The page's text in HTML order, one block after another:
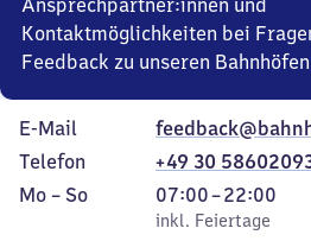
Ansprechpartner:innen und
Kontaktmöglichkeiten bei
Feedback zu unseren Bahnhöfen
E-Mail
Telefon
+49 30
Montag
Mo – So,
inkl. Feiertage
07:00–22:00
Von
7
inkl. Feiertage